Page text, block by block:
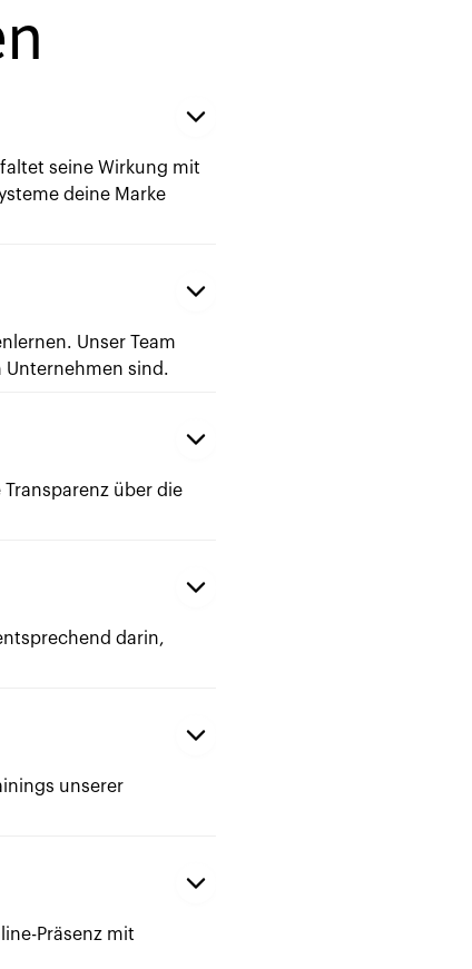
seine Wirkung mit
deine Marke
Unser Team
sind.
über die
darin,
unserer
Präsenz mit